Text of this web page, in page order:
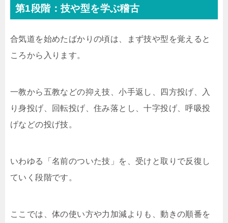
第1段階：技や型を学ぶ稽古
合気道を始めたばかりの頃は、まず技や型を覚えると
ころから入ります。
一教から五教などの抑え技、小手返し、四方投げ、入
り身投げ、回転投げ、住み落とし、十字投げ、呼吸投
げなどの投げ技。
いわゆる「名前のついた技」を、受けと取りで反復し
ていく段階です。
ここでは、体の使い方や力加減よりも、動きの順番を